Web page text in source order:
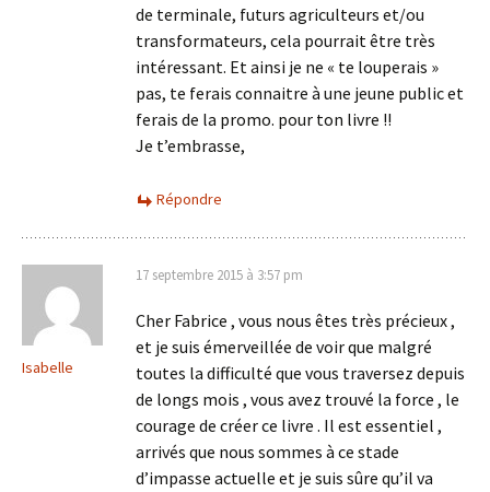
de terminale, futurs agriculteurs et/ou
transformateurs, cela pourrait être très
intéressant. Et ainsi je ne « te louperais »
pas, te ferais connaitre à une jeune public et
ferais de la promo. pour ton livre !!
Je t’embrasse,
Répondre
Isabelle
17 septembre 2015 à 3:57 pm
Cher Fabrice , vous nous êtes très précieux ,
et je suis émerveillée de voir que malgré
toutes la difficulté que vous traversez depuis
de longs mois , vous avez trouvé la force , le
courage de créer ce livre . Il est essentiel ,
arrivés que nous sommes à ce stade
d’impasse actuelle et je suis sûre qu’il va